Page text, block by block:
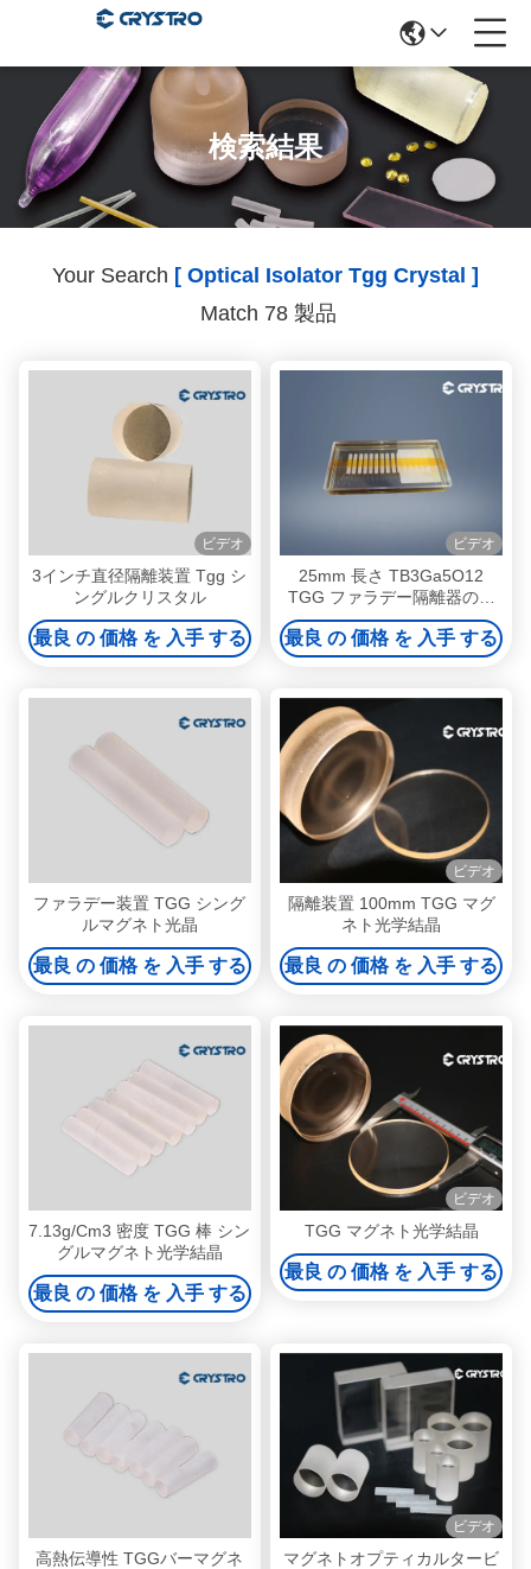
検索結果
Your Search [ Optical Isolator Tgg Crystal ]
Match 78 製品
ビデオ
3インチ直径隔離装置 Tgg シ
ングルクリスタル
最良 の 価格 を 入手 する
ビデオ
25mm 長さ TB3Ga5O12
TGG ファラデー隔離器のた
めのシングルクリスタル
最良 の 価格 を 入手 する
ファラデー装置 TGG シング
ルマグネト光晶
最良 の 価格 を 入手 する
ビデオ
隔離装置 100mm TGG マグ
ネト光学結晶
最良 の 価格 を 入手 する
7.13g/Cm3 密度 TGG 棒 シン
グルマグネト光学結晶
最良 の 価格 を 入手 する
ビデオ
TGG マグネト光学結晶
最良 の 価格 を 入手 する
高熱伝導性 TGGバーマグネ
ビデオ
マグネトオプティカルタービ